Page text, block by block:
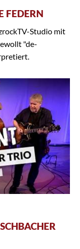
FEDERN
Studio mit
"de-